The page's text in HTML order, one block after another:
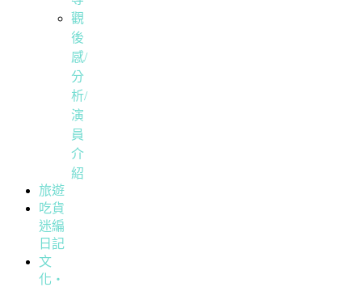
觀
後
感/
分
析/
演
員
介
紹
旅遊
吃貨
迷編
日記
文
化・